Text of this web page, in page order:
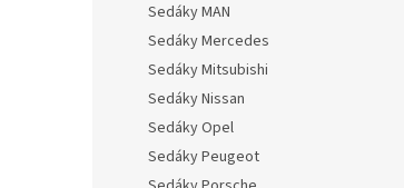
Sedáky MAN
Sedáky Mercedes
Sedáky Mitsubishi
Sedáky Nissan
Sedáky Opel
Sedáky Peugeot